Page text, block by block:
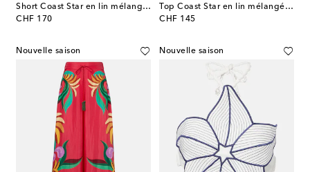
Short Coast Star en lin mélangé à broderie
CHF 170
original price
Top Coast Star en lin mélangé à broderie
CHF 145
original price
Nouvelle saison Nouvelle saison